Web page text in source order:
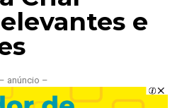
e
– anúncio –